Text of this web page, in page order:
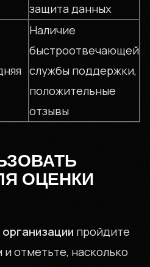
защита данных
Наличие
быстроотвечающей
службы поддержки,
положительные
отзывы
ОЦЕНКИ
пройдите
отметьте, насколько